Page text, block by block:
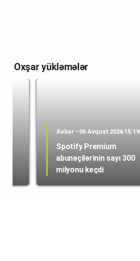
Oxşar yükləmələr
Xəbər • 06 Avqust 2026 15:19
Spotify Premium
abunəçilərinin sayı 300
milyonu keçdi